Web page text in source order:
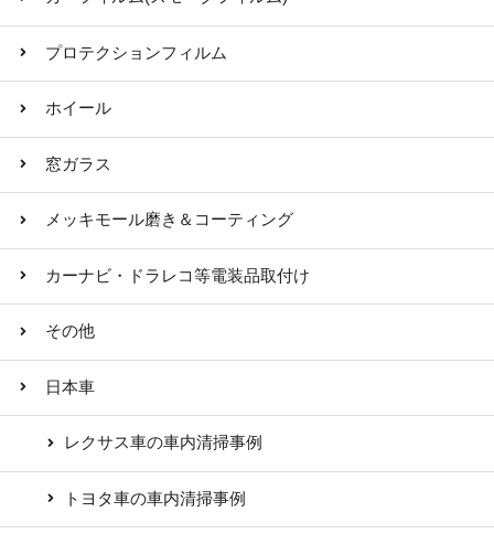
プロテクションフィルム
ホイール
窓ガラス
メッキモール磨き＆コーティング
カーナビ・ドラレコ等電装品取付け
その他
日本車
レクサス車の車内清掃事例
トヨタ車の車内清掃事例